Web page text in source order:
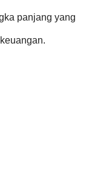
panjang yang